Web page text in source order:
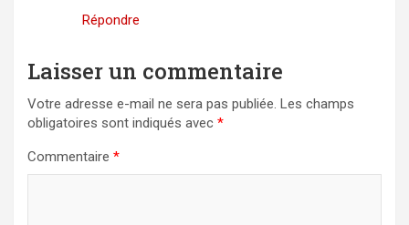
Répondre
Laisser un commentaire
Votre adresse e-mail ne sera pas publiée. Les champs
obligatoires sont indiqués avec *
Commentaire *